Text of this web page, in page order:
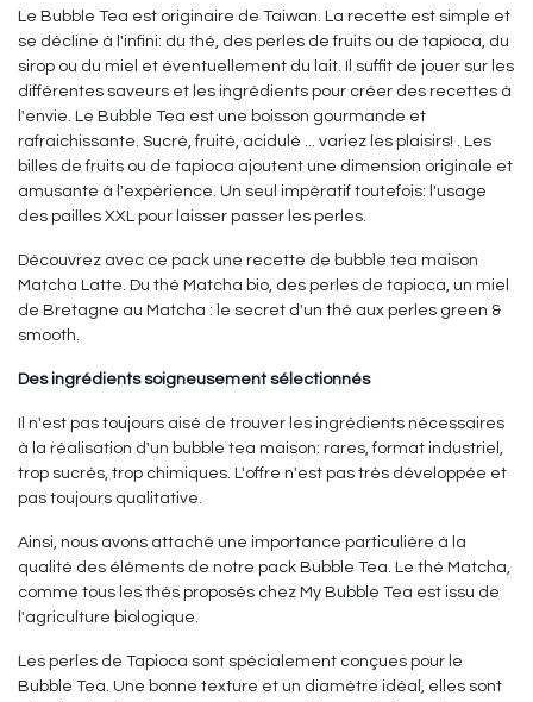
Le Bubble Tea est originaire de Taiwan. La recette est simple et
se décline à l'infini: du thé, des perles de fruits ou de tapioca, du
sirop ou du miel et éventuellement du lait. Il suffit de jouer sur les
différentes saveurs et les ingrédients pour créer des recettes à
l'envie. Le Bubble Tea est une boisson gourmande et
rafraichissante. Sucré, fruité, acidulé ... variez les plaisirs! . Les
billes de fruits ou de tapioca ajoutent une dimension originale et
amusante à l'expérience. Un seul impératif toutefois: l'usage
des pailles XXL pour laisser passer les perles.
Découvrez avec ce pack une recette de bubble tea maison
Matcha Latte. Du thé Matcha bio, des perles de tapioca, un miel
de Bretagne au Matcha : le secret d'un thé aux perles green &
smooth.
Des ingrédients soigneusement sélectionnés
Il n'est pas toujours aisé de trouver les ingrédients nécessaires
à la réalisation d'un bubble tea maison: rares, format industriel,
trop sucrés, trop chimiques. L'offre n'est pas très développée et
pas toujours qualitative.
Ainsi, nous avons attaché une importance particulière à la
qualité des éléments de notre pack Bubble Tea. Le thé Matcha,
comme tous les thés proposés chez My Bubble Tea est issu de
l'agriculture biologique.
Les perles de Tapioca sont spécialement conçues pour le
Bubble Tea. Une bonne texture et un diamètre idéal, elles sont